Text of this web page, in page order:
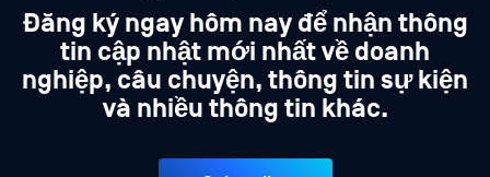
Đăng ký ngay hôm nay để nhận thông
tin cập nhật mới nhất về doanh
nghiệp, câu chuyện, thông tin sự kiện
và nhiều thông tin khác.